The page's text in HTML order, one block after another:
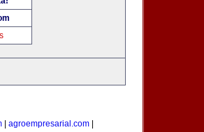
| agroempresarial.com|